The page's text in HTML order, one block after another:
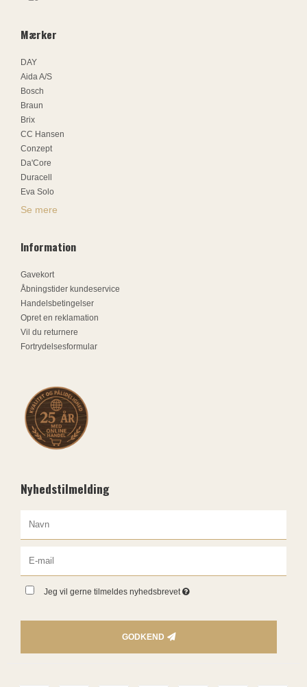
Mærker
DAY
Aida A/S
Bosch
Braun
Brix
CC Hansen
Conzept
Da'Core
Duracell
Eva Solo
Se mere
Information
Gavekort
Åbningstider kundeservice
Handelsbetingelser
Opret en reklamation
Vil du returnere
Fortrydelsesformular
Nyhedstilmelding
Jeg vil gerne tilmeldes nyhedsbrevet
GODKEND